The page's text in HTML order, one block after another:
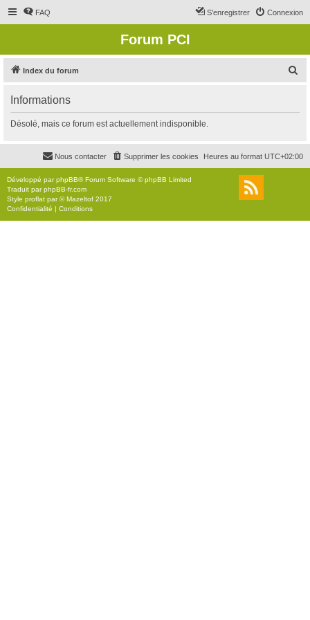
FAQ Connexion
S’enregistrer
Forum PCI
Index du forum
r
c
r
Informations
Désolé, mais ce forum est actuellement indisponible.
Heures au format UTC+02:00
Supprimer les cookies
Nous contacter
Développé parphpBB® Forum Software © phpBB Limited
Traduit parphpBB-fr.com
Style proflat par ©Mazeltof 2017
Confidentialité | Conditions